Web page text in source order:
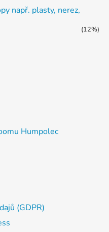
např. plasty, nerez,
(12%)
Humpolec
(GDPR)